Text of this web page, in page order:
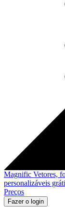
Magnific Vetores,
personalizáveis
Preços
Fazer o login